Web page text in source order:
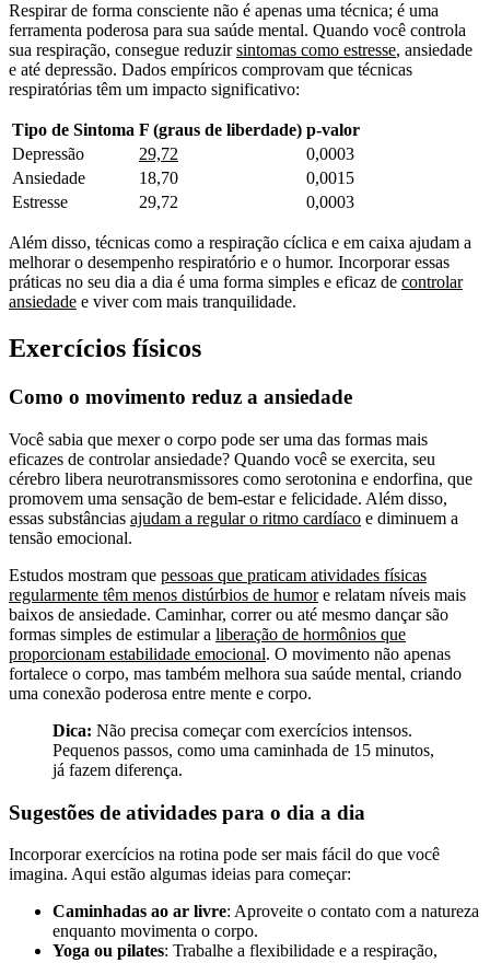
Respirar de forma consciente não é apenas uma técnica; é uma
ferramenta poderosa para sua saúde mental. Quando você controla
sua respiração, consegue reduzirsintomas como estresse, ansiedade
e até depressão. Dados empíricos comprovam que técnicas
respiratórias têm um impacto significativo:
Tipo de Sintoma F (graus de liberdade) p-valor
Depressão
29,72
0,0003
Ansiedade
18,70
0,0015
Estresse
29,72 0,0003
Além disso, técnicas como a respiração cíclica e em caixa ajudam a
melhorar o desempenho respiratório e o humor. Incorporar essas
práticas no seu dia a dia é uma forma simples e eficaz de controlar
ansiedade e viver com mais tranquilidade.
Exercícios físicos
Como o movimento reduz a ansiedade
Você sabia que mexer o corpo pode ser uma das formas mais
eficazes de controlar ansiedade? Quando você se exercita, seu
cérebro libera neurotransmissores como serotonina e endorfina, que
promovem uma sensação de bem-estar e felicidade. Além disso,
essas substâncias ajudam a regular o ritmo cardíaco e diminuem a
tensão emocional.
Estudos mostram que pessoas que praticam atividades físicas
regularmente têm menos distúrbios de humore relatam níveis mais
baixos de ansiedade. Caminhar, correr ou até mesmo dançar são
formas simples de estimular a liberação de hormônios que
proporcionam estabilidade emocional. O movimento não apenas
fortalece o corpo, mas também melhora sua saúde mental, criando
uma conexão poderosa entre mente e corpo.
Dica: Não precisa começar com exercícios intensos.
Pequenos passos, como uma caminhada de 15 minutos,
já fazem diferença.
Sugestões de atividades para o dia a dia
Incorporar exercícios na rotina pode ser mais fácil do que você
imagina. Aqui estão algumas ideias para começar:
Caminhadas ao ar livre: Aproveite o contato com a natureza
enquanto movimenta o corpo.
Yoga ou pilates: Trabalhe a flexibilidade e a respiração,